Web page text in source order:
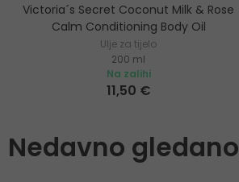
Victoria´s Secret Coconut Milk & Rose
Calm Conditioning Body Oil
Ulje za tijelo
200 ml
Na zalihi
11,50 €
Nedavno gledano